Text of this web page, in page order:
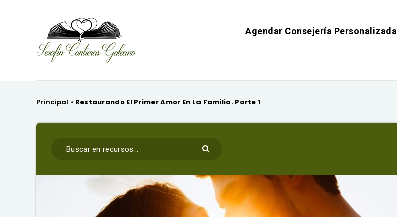
Agendar Consejería Personalizada
Principal » Restaurando El Primer Amor En La Familia. Parte 1